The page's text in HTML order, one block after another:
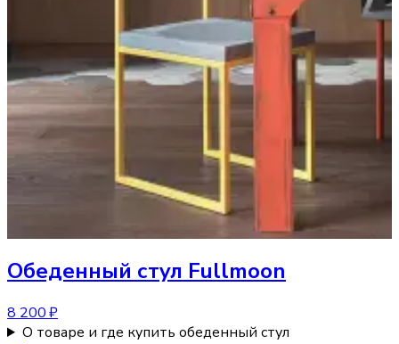
Обеденный стул Fullmoon
8 200 ₽
О товаре и где купить обеденный стул